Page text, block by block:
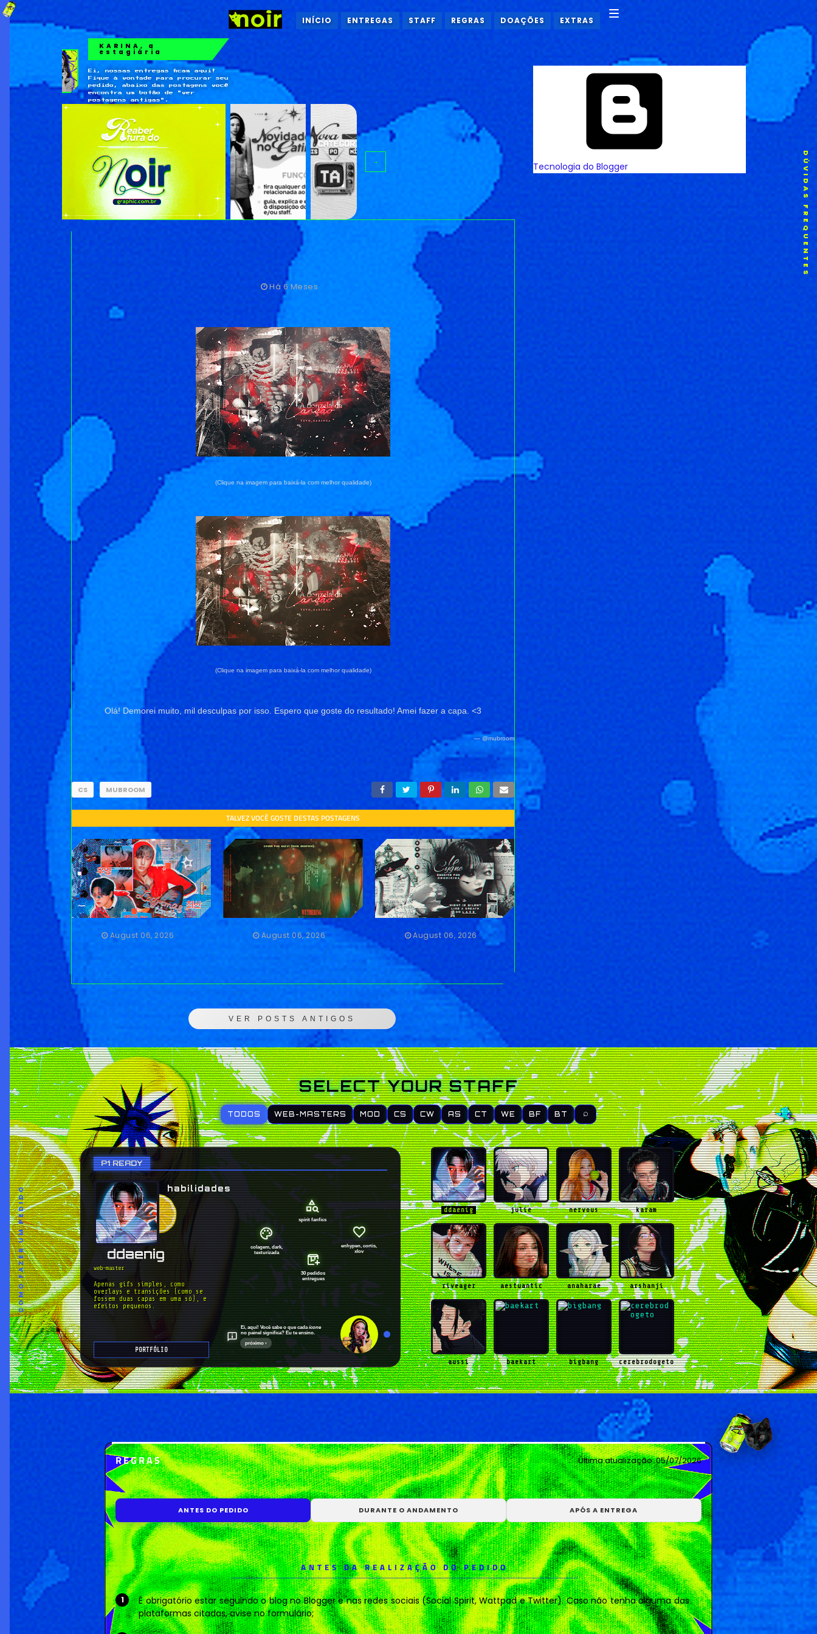
INÍCIO ENTREGAS STAFF REGRAS DOAÇÕES EXTRAS
KARINA, a
estagiária
Ei, nossas entregas ficam aqui!
Fique à vontade para procurar seu
pedido, abaixo das postagens você
encontra um botão de "ver
postagens antigas".
→
Há 6 Meses
(Clique na imagem para baixá-la com melhor qualidade)
(Clique na imagem para baixá-la com melhor qualidade)
Olá! Demorei muito, mil desculpas por isso. Espero que goste do resultado! Amei fazer a capa. <3
— @mubroom
CS MUBROOM
TALVEZ VOCÊ GOSTE DESTAS POSTAGENS
August 06, 2026 August 06, 2026 August 06, 2026
Tecnologia do Blogger
VER POSTS ANTIGOS
SELECT YOUR STAFF
TODOS WEB-MASTERS MOD CS CW AS CT WE BF BT ⌕
P1 READY
ddaenig
web-master
Apenas gifs simples, como
overlays e transições (como se
fossem duas capas em uma só), e
efeitos pequenos.
PORTFÓLIO
habilidades
spirit fanfics
colagem, dark,
texturizada
enhypen, cortis,
xlov
30 pedidos
entregues
Ei, aqui! Você sabe o que cadaícone
no painel significa? Eu te ensino.
próximo ›
ddaenig julie nervous karam
riveager aestuantic anaharae arshanji
aussi baekart bigbang cerebrodogeto
chilIkill dilunari
gguxietk iwearyourlove kekahi
lecwisp lilacrafit loeynely luvies
REGRAS Última atualização:05/07/2026
ANTES DO PEDIDO DURANTE O ANDAMENTO APÓS A ENTREGA
ANTES DA REALIZAÇÃO DO PEDIDO
É obrigatório estar seguindo o blog no Blogger e nas redes sociais (Social Spirit, Wattpad e Twitter). Caso não tenha alguma das
plataformas citadas, avise no formulário;
DÚVIDAS FREQUENTES
COMO FAZER UM PEDIDO